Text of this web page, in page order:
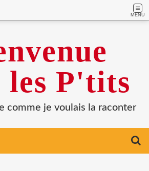
MENU
les P'tits
comme je voulais la raconter